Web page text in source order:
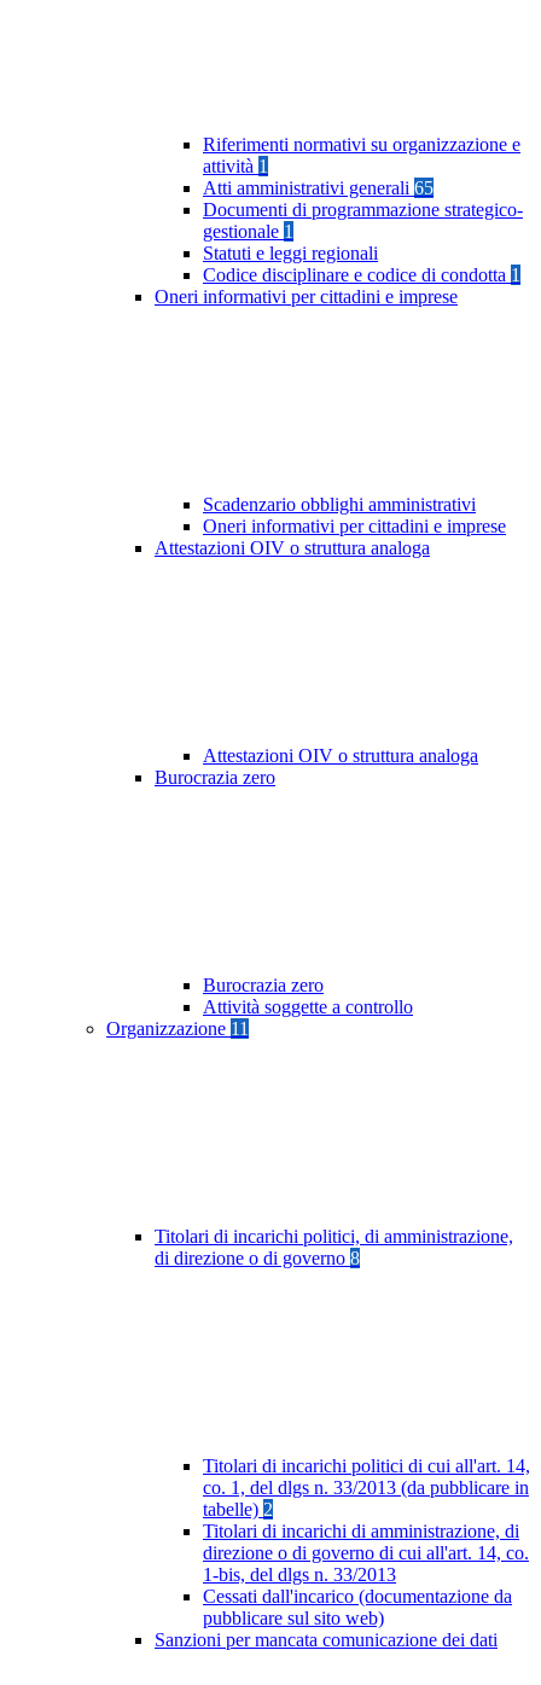
Riferimenti normativi su organizzazione e
attività 1
Atti amministrativi generali 65
Documenti di programmazione strategico-
gestionale 1
Statuti e leggi regionali
Codice disciplinare e codice di condotta 1
Oneri informativi per cittadini e imprese
Scadenzario obblighi amministrativi
Oneri informativi per cittadini e imprese
Attestazioni OIV o struttura analoga
Attestazioni OIV o struttura analoga
Burocrazia zero
Burocrazia zero
Attività soggette a controllo
Organizzazione 11
Titolari di incarichi politici, di amministrazione,
di direzione o di governo 8
Titolari di incarichi politici di cui all'art. 14,
co. 1, del dlgs n. 33/2013 (da pubblicare in
tabelle) 2
Titolari di incarichi di amministrazione, di
direzione o di governo di cui all'art. 14, co.
1-bis, del dlgs n. 33/2013
Cessati dall'incarico (documentazione da
pubblicare sul sito web)
Sanzioni per mancata comunicazione dei dati